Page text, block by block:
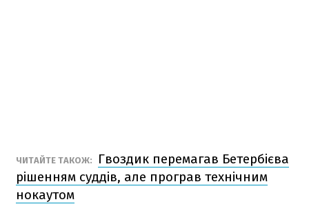
ЧИТАЙТЕ ТАКОЖ:
Гвоздик перемагав Бетербієва
рішенням суддів, але програв технічним
нокаутом